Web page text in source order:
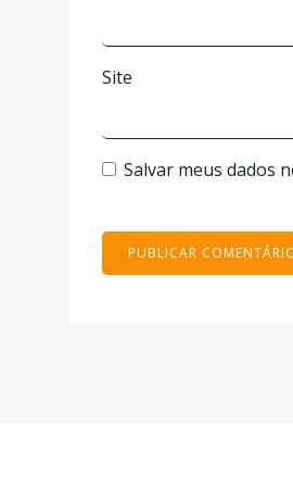
Site
Salvar meus dados